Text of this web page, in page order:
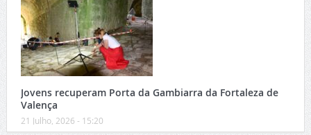
Jovens recuperam Porta da Gambiarra da Fortaleza de
Valença
21 Julho, 2026 - 15:20